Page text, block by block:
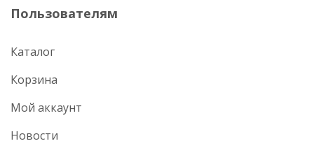
Пользователям
Каталог
Корзина
Мой аккаунт
Новости